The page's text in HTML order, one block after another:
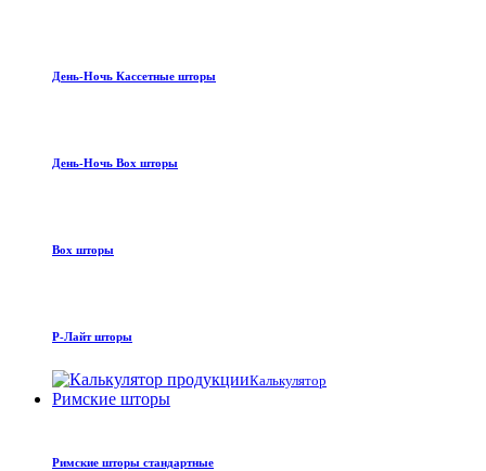
День-Ночь Кассетные шторы
День-Ночь Box шторы
Box шторы
Р-Лайт шторы
Калькулятор
Римские шторы
Римские шторы стандартные